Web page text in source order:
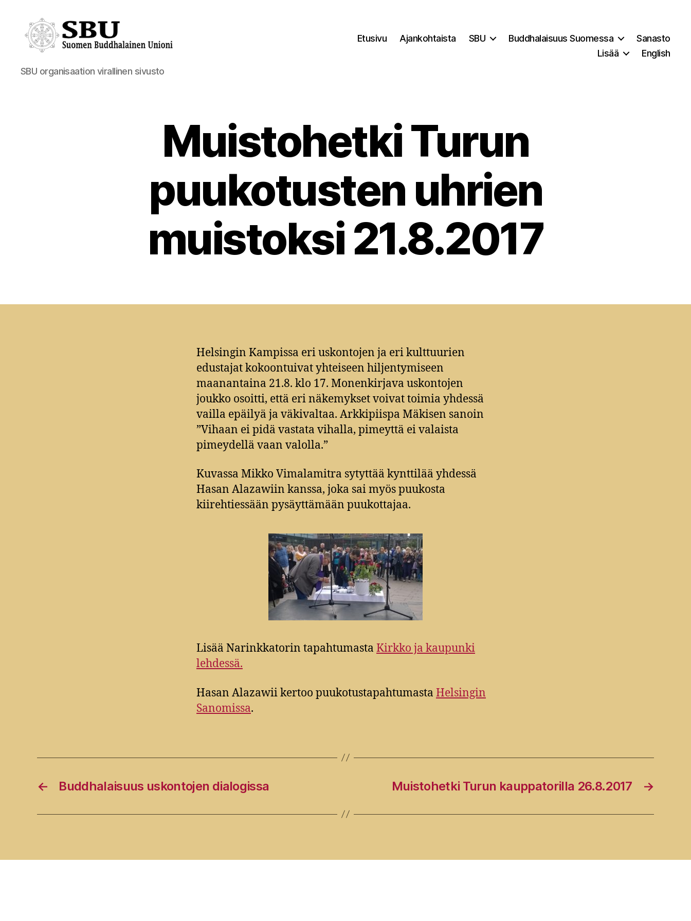
Suomen
Buddhalainen
SBU organisaation virallinen sivusto
Etusivu Ajankohtaista SBU Buddhalaisuus Suomessa
Sanasto
Lisää
English
Muistohetki Turun
puukotusten uhrien
muistoksi 21.8.2017
Helsingin Kampissa eri uskontojen ja eri kulttuurien
edustajat kokoontuivat yhteiseen hiljentymiseen
maanantaina 21.8. klo 17. Monenkirjava uskontojen
joukko osoitti, että eri näkemykset voivat toimia yhdessä
vailla epäilyä ja väkivaltaa. Arkkipiispa Mäkisen sanoin
”Vihaan ei pidä vastata vihalla, pimeyttä ei valaista
pimeydellä vaan valolla.”
Kuvassa Mikko Vimalamitra sytyttää kynttilää yhdessä
Hasan Alazawiin kanssa, joka sai myös puukosta
kiirehtiessään pysäyttämään puukottajaa.
Lisää Narinkkatorin tapahtumasta Kirkko ja kaupunki
lehdessä.
Hasan Alazawii kertoo puukotustapahtumasta Helsingin
Sanomissa.
← Buddhalaisuus uskontojen dialogissa →
Muistohetki Turun kauppatorilla 26.8.2017